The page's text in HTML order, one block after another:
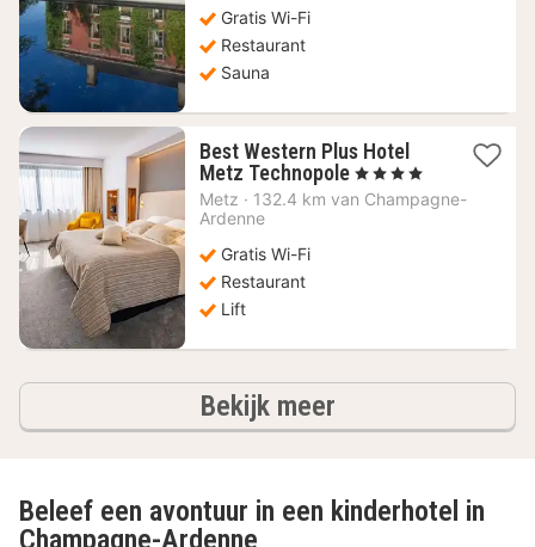
Gratis Wi-Fi
Restaurant
Sauna
Best Western Plus Hotel
Metz Technopole 1
nacht
, 4 Sterren
Metz · 132.4 km van Champagne-
Ardenne
Gratis Wi-Fi
Restaurant
Lift
Bekijk meerhotels
Beleef een avontuur in een kinderhotel in
Champagne-Ardenne